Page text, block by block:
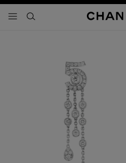
- navegación principal
buscar